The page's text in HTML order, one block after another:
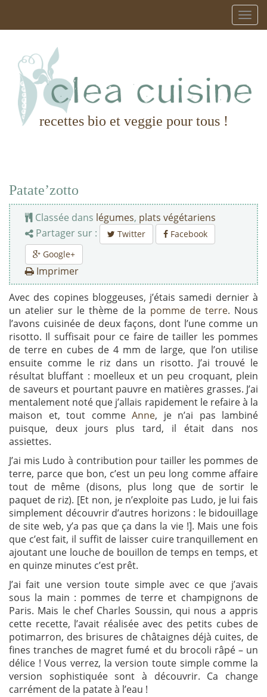
recettes bio et veggie pour tous !
Patate’zotto
Classée dans légumes, plats végétariens
Partager sur :
Twitter
Facebook
Google+
Imprimer
Avec des copines bloggeuses, j’étais samedi dernier à
un atelier sur le thème de la pomme de terre. Nous
l’avons cuisinée de deux façons, dont l’une comme un
risotto. Il suffisait pour ce faire de tailler les pommes
de terre en cubes de 4 mm de large, que l’on utilise
ensuite comme le riz dans un risotto. J’ai trouvé le
résultat bluffant : moelleux et un peu croquant, plein
de saveurs et pourtant pauvre en matières grasses. J’ai
mentalement noté que j’allais rapidement le refaire à la
maison et, tout comme Anne, je n’ai pas lambiné
puisque, deux jours plus tard, il était dans nos
assiettes.
J’ai mis Ludo à contribution pour tailler les pommes de
terre, parce que bon, c’est un peu long comme affaire
tout de même (disons, plus long que de sortir le
paquet de riz). [Et non, je n’exploite pas Ludo, je lui fais
simplement découvrir d’autres horizons : le bidouillage
de site web, y’a pas que ça dans la vie !]. Mais une fois
que c’est fait, il suffit de laisser cuire tranquillement en
ajoutant une louche de bouillon de temps en temps, et
en quinze minutes c’est prêt.
J’ai fait une version toute simple avec ce que j’avais
sous la main : pommes de terre et champignons de
Paris. Mais le chef Charles Soussin, qui nous a appris
cette recette, l’avait réalisée avec des petits cubes de
potimarron, des brisures de châtaignes déjà cuites, de
fines tranches de magret fumé et du brocoli râpé – un
délice ! Vous verrez, la version toute simple comme la
version sophistiquée sont à découvrir. Ca change
carrément de la patate à l’eau !